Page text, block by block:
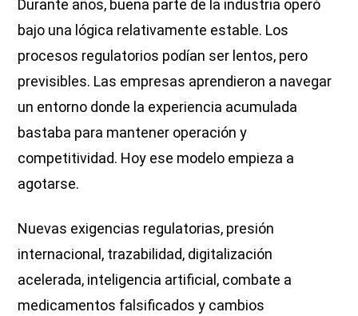
Durante años, buena parte de la industria operó
bajo una lógica relativamente estable. Los
procesos regulatorios podían ser lentos, pero
previsibles. Las empresas aprendieron a navegar
un entorno donde la experiencia acumulada
bastaba para mantener operación y
competitividad. Hoy ese modelo empieza a
agotarse.
Nuevas exigencias regulatorias, presión
internacional, trazabilidad, digitalización
acelerada, inteligencia artificial, combate a
medicamentos falsificados y cambios